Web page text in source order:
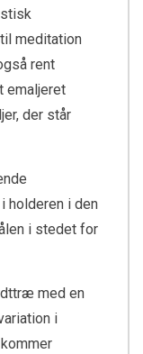
meditation
rent
emaljeret
der står
holderen i den
i stedet for
med en
i